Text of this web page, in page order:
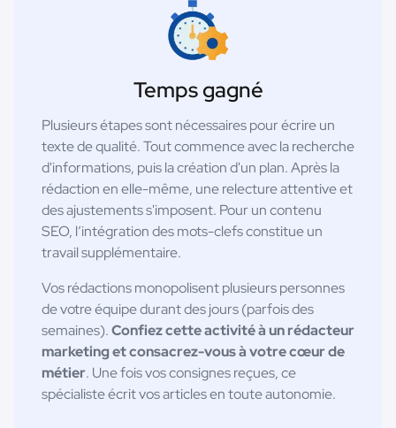
Temps gagné
Plusieurs étapes sont nécessaires pour écrire un
texte de qualité. Tout commence avec la recherche
d'informations, puis la création d'un plan. Après la
rédaction en elle-même, une relecture attentive et
des ajustements s'imposent. Pour un contenu
SEO, l’intégration des mots-clefs constitue un
travail supplémentaire.
Vos rédactions monopolisent plusieurs personnes
de votre équipe durant des jours (parfois des
semaines).Confiez cette activité à un rédacteur
marketing et consacrez-vous à votre cœur de
métier. Une fois vos consignes reçues, ce
spécialiste écrit vos articles en toute autonomie.